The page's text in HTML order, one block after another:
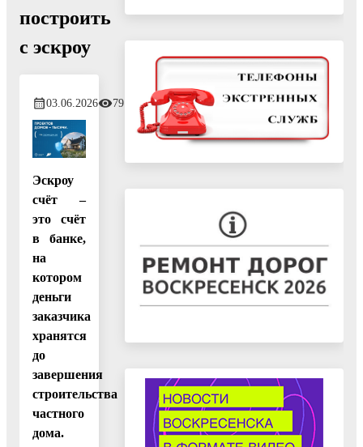
построить
с эскроу
03.06.2026 79
Эскроу
счёт –
это счёт
в банке,
на
котором
деньги
заказчика
хранятся
до
завершения
строительства
частного
дома.